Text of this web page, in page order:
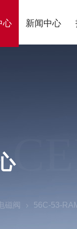
心 新闻中心
磁阀 56C-53-